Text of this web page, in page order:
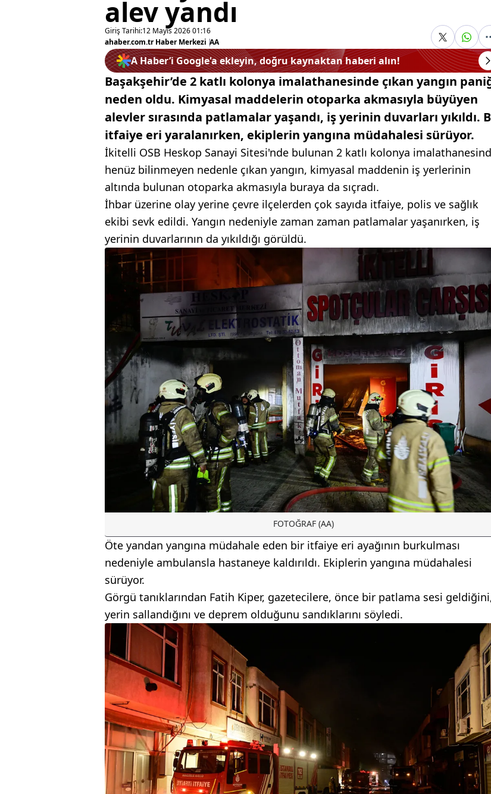
alev yandı
Giriş Tarihi:12 Mayıs 2026 01:16
ahaber.com.tr Haber Merkezi |AA
A Haber’i Google'a ekleyin, doğru kaynaktan haberi alın!
Başakşehir’de 2 katlı kolonya imalathanesinde çıkan yangın
neden oldu. Kimyasal maddelerin otoparka akmasıyla büyüyen
alevler sırasında patlamalar yaşandı, iş yerinin duvarları yıkıldı.
itfaiye eri yaralanırken, ekiplerin yangına müdahalesi sürüyor.
İkitelli OSB Heskop Sanayi Sitesi'nde bulunan 2 katlı kolonya
henüz bilinmeyen nedenle çıkan yangın, kimyasal maddenin iş yerlerinin
altında bulunan otoparka akmasıyla buraya da sıçradı.
İhbar üzerine olay yerine çevre ilçelerden çok sayıda itfaiye, polis ve sağlık
ekibi sevk edildi. Yangın nedeniyle zaman zaman patlamalar yaşanırken, iş
yerinin duvarlarının da yıkıldığı görüldü.
FOTOĞRAF (AA)
Öte yandan yangına müdahale eden bir itfaiye eri ayağının burkulması
nedeniyle ambulansla hastaneye kaldırıldı. Ekiplerin yangına müdahalesi
sürüyor.
Görgü tanıklarından Fatih Kiper, gazetecilere, önce bir patlama sesi
yerin sallandığını ve deprem olduğunu sandıklarını söyledi.